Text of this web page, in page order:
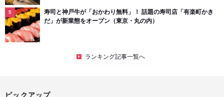
寿司と神戸牛が「おかわり無料」！ 話題の寿司店「有楽町かき
だ」が新業態をオープン（東京・丸の内）
ランキング記事一覧へ
ピックアップ